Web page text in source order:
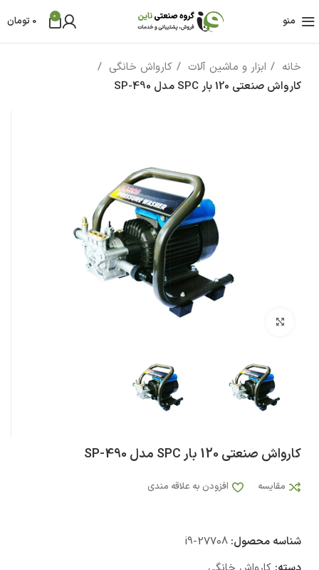
منو 0
0 تومان
خانه ابزار و ماشین آلات
کارواش خانگی
کارواش صنعتی 120 بار SPC مدل SP-490
کارواش صنعتی 120 بار SPC مدل SP-490
مقایسه افزودن به علاقه مندی
شناسه محصول: i9-27708